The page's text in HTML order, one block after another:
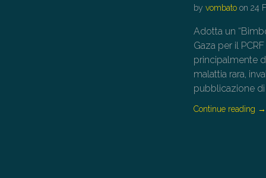
byvombato on24
Adotta un
Gaza per il
principalmente
malattia rara,
pubblicazione di
Continue reading →